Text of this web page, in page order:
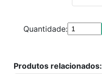
Quantidade:
Produtos relacionados: